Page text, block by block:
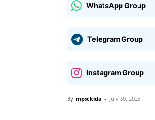
WhatsApp Group
Telegram Group
Instagram Group
By mpsckida - July 30, 2025